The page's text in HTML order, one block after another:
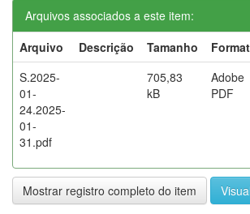
Arquivos associados a este item:
Arquivo
Descrição Tamanho
S.2025-
01-
24.2025-
01-
31.pdf
705,83
kB
Adobe
PDF
Mostrar registro completo do item